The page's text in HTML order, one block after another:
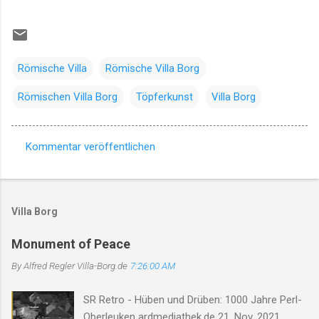
Römische Villa Römische Villa Borg
Römischen Villa Borg Töpferkunst Villa Borg
o
e
n
a
Kommentar veröffentlichen
Villa Borg
Monument of Peace
By Alfred ReglerVilla-Borg.de 7:26:00 AM
SR Retro - Hüben und Drüben: 1000 Jahre Perl-